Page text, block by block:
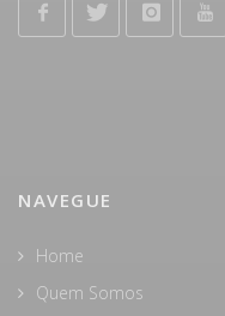
NAVEGUE
Home
Quem Somos